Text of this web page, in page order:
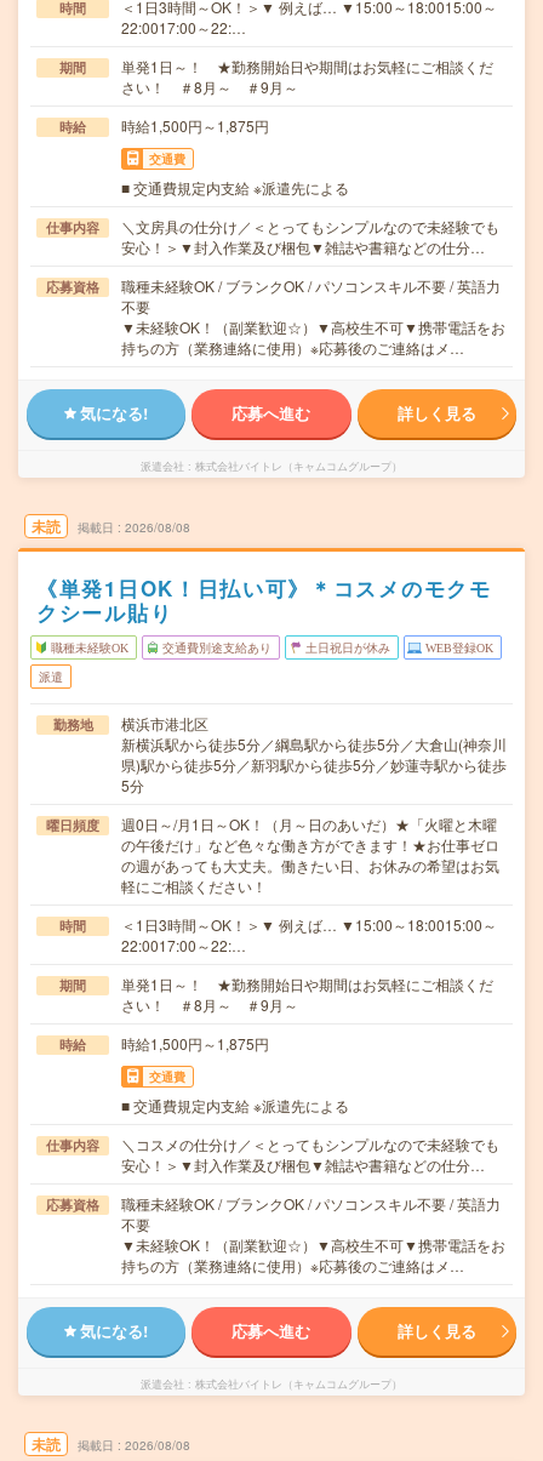
時間
＜1日3時間～OK！＞▼ 例えば… ▼15:00～18:0015:00～
22:0017:00～22:…
期間
単発1日～！ ★勤務開始日や期間はお気軽にご相談くだ
さい！ ＃8月～ ＃9月～
時給 時給1,500円～1,875円
交通費
■ 交通費規定内支給 ※派遣先による
仕事内容
＼文房具の仕分け／＜とってもシンプルなので未経験でも
安心！＞▼封入作業及び梱包▼雑誌や書籍などの仕分…
応募資格
職種未経験OK / ブランクOK / パソコンスキル不要 / 英語力
不要
▼未経験OK！（副業歓迎☆）▼高校生不可▼携帯電話をお
持ちの方（業務連絡に使用）※応募後のご連絡はメ…
気になる! 応募へ進む 詳しく見る
派遣会社 株式会社バイトレ（キャムコムグループ）
未読 掲載日 2026/08/08
《単発1日OK！日払い可》＊コスメのモクモ
クシール貼り
職種未経験OK 交通費別途支給あり 土日祝日が休み WEB登録OK
派遣
勤務地
横浜市港北区
新横浜駅から徒歩5分／綱島駅から徒歩5分／大倉山(神奈川
県)駅から徒歩5分／新羽駅から徒歩5分／妙蓮寺駅から徒歩
5分
曜日頻度
週0日～/月1日～OK！（月～日のあいだ）★「火曜と木曜
の午後だけ」など色々な働き方ができます！★お仕事ゼロ
の週があっても大丈夫。働きたい日、お休みの希望はお気
軽にご相談ください！
時間
＜1日3時間～OK！＞▼ 例えば… ▼15:00～18:0015:00～
22:0017:00～22:…
期間
単発1日～！ ★勤務開始日や期間はお気軽にご相談くだ
さい！ ＃8月～ ＃9月～
時給 時給1,500円～1,875円
交通費
■ 交通費規定内支給 ※派遣先による
仕事内容
＼コスメの仕分け／＜とってもシンプルなので未経験でも
安心！＞▼封入作業及び梱包▼雑誌や書籍などの仕分…
応募資格
職種未経験OK / ブランクOK / パソコンスキル不要 / 英語力
不要
▼未経験OK！（副業歓迎☆）▼高校生不可▼携帯電話をお
持ちの方（業務連絡に使用）※応募後のご連絡はメ…
気になる! 応募へ進む 詳しく見る
派遣会社 株式会社バイトレ（キャムコムグループ）
未読 掲載日 2026/08/08